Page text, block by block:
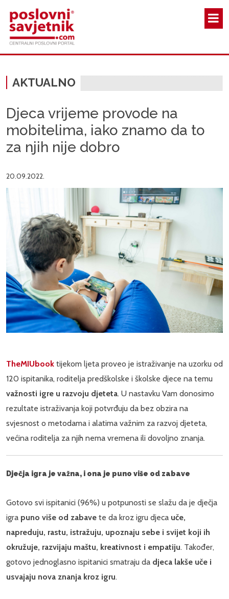
AKTUALNO
Djeca vrijeme provode na
mobitelima, iako znamo da to
za njih nije dobro
20.09.2022.
TheMIUbook tijekom ljeta proveo je istraživanje na uzorku od
120 ispitanika, roditelja predškolske i školske djece na temu
važnosti igre u razvoju djeteta. U nastavku Vam donosimo
rezultate istraživanja koji potvrđuju da bez obzira na
svjesnost o metodama i alatima važnim za razvoj djeteta,
većina roditelja za njih nema vremena ili dovoljno znanja.
Dječja igra je važna, i ona je puno više od zabave
Gotovo svi ispitanici (96%) u potpunosti se slažu da je dječja
igra puno više od zabave te da kroz igru djeca uče,
napreduju, rastu, istražuju, upoznaju sebe i svijet koji ih
okružuje, razvijaju maštu, kreativnost i empatiju. Također,
gotovo jednoglasno ispitanici smatraju da djeca lakše uče i
usvajaju nova znanja kroz igru.